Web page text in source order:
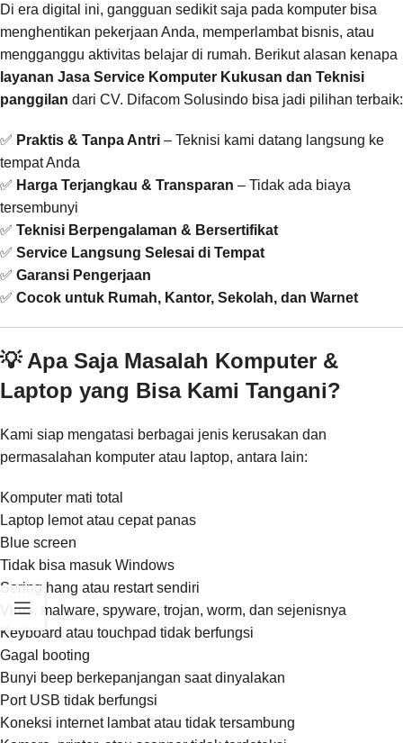
Di era digital ini, gangguan sedikit saja pada komputer bisa
menghentikan pekerjaan Anda, memperlambat bisnis, atau
mengganggu aktivitas belajar di rumah. Berikut alasan kenapa
layanan Jasa Service Komputer Kukusan dan Teknisi
panggilan dari CV. Difacom Solusindo bisa jadi pilihan terbaik:
✅ Praktis & Tanpa Antri – Teknisi kami datang langsung ke
tempat Anda
✅ Harga Terjangkau & Transparan – Tidak ada biaya
tersembunyi
✅ Teknisi Berpengalaman & Bersertifikat
✅ Service Langsung Selesai di Tempat
✅ Garansi Pengerjaan
✅ Cocok untuk Rumah, Kantor, Sekolah, dan Warnet
💡 Apa Saja Masalah Komputer &
Laptop yang Bisa Kami Tangani?
Kami siap mengatasi berbagai jenis kerusakan dan
permasalahan komputer atau laptop, antara lain:
Komputer mati total
Laptop lemot atau cepat panas
Blue screen
Tidak bisa masuk Windows
Sering hang atau restart sendiri
Virus, malware, spyware, trojan, worm, dan sejenisnya
Keyboard atau touchpad tidak berfungsi
Gagal booting
Bunyi beep berkepanjangan saat dinyalakan
Port USB tidak berfungsi
Koneksi internet lambat atau tidak tersambung